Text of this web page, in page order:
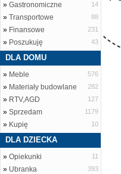
» Gastronomiczne 14
» Transportowe 88
» Finansowe 231
» Poszukuję 43
DLA DOMU
» Meble 576
» Materiały budowlane 282
» RTV,AGD 127
» Sprzedam 1179
» Kupię 10
DLA DZIECKA
» Opiekunki 11
» Ubranka 393